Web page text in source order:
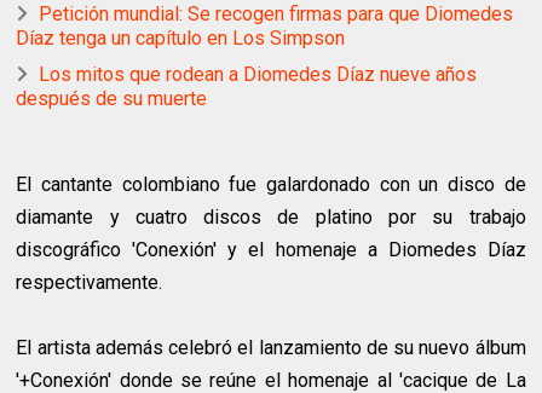
Petición mundial: Se recogen firmas para que Diomedes
Díaz tenga un capítulo en Los Simpson
Los mitos que rodean a Diomedes Díaz nueve años
después de su muerte
El cantante colombiano fue galardonado con un disco de
diamante y cuatro discos de platino por su trabajo
discográfico 'Conexión' y el homenaje a Diomedes Díaz
respectivamente.
El artista además celebró el lanzamiento de su nuevo álbum
'+Conexión' donde se reúne el homenaje al 'cacique de La